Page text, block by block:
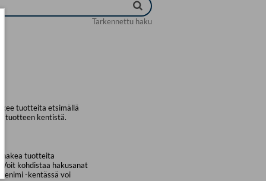
Tarkennettu haku
tuotteita etsimällä
tuotteen kentistä.
hakea tuotteita
kohdistaa hakusanat
-kentässä voi